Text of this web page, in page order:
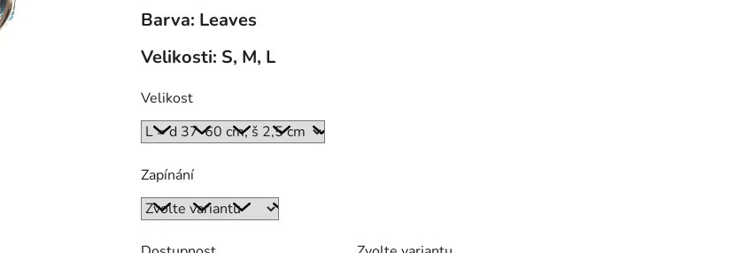
Barva: Leaves
Velikosti: S, M, L
Velikost
Zapínání